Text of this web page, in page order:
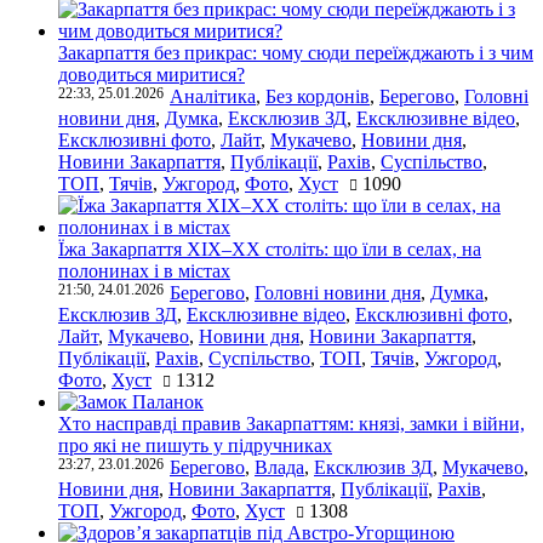
Закарпаття без прикрас: чому сюди переїжджають і з чим
доводиться миритися?
22:33, 25.01.2026 Аналітика, Без кордонів, Берегово, Головні
новини дня, Думка, Ексклюзив ЗД, Ексклюзивне відео,
Ексклюзивні фото, Лайт, Мукачево, Новини дня,
Новини Закарпаття, Публікації, Рахів, Суспільство,
ТОП, Тячів, Ужгород, Фото, Хуст 1090
Їжа Закарпаття ХІХ–ХХ століть: що їли в селах, на
полонинах і в містах
21:50, 24.01.2026 Берегово, Головні новини дня, Думка,
Ексклюзив ЗД, Ексклюзивне відео, Ексклюзивні фото,
Лайт, Мукачево, Новини дня, Новини Закарпаття,
Публікації, Рахів, Суспільство, ТОП, Тячів, Ужгород,
Фото, Хуст 1312
Хто насправді правив Закарпаттям: князі, замки і війни,
про які не пишуть у підручниках
23:27, 23.01.2026 Берегово, Влада, Ексклюзив ЗД, Мукачево,
Новини дня, Новини Закарпаття, Публікації, Рахів,
ТОП, Ужгород, Фото, Хуст 1308